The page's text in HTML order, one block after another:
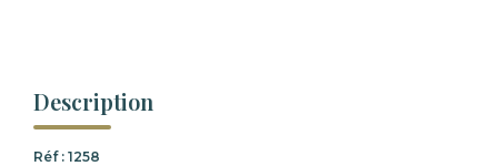
Description
Réf : 1258